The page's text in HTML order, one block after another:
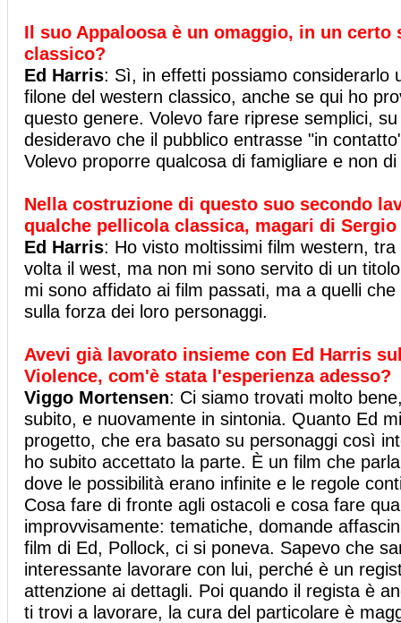
Il suo Appaloosa è un omaggio, in un certo
classico?
Ed Harris: Sì, in effetti possiamo considerarlo
filone del western classico, anche se qui ho
questo genere. Volevo fare riprese semplici,
desideravo che il pubblico entrasse "in
Volevo proporre qualcosa di famigliare e non
Nella costruzione di questo suo secondo
qualche pellicola classica, magari di Sergio
Ed Harris: Ho visto moltissimi film western,
volta il west, ma non mi sono servito di un
mi sono affidato ai film passati, ma a quelli
sulla forza dei loro personaggi.
Avevi già lavorato insieme con Ed Harris
Violence, com'è stata l'esperienza adesso?
Viggo Mortensen: Ci siamo trovati molto
subito, e nuovamente in sintonia. Quanto Ed
progetto, che era basato su personaggi così
ho subito accettato la parte. È un film che
dove le possibilità erano infinite e le regole
Cosa fare di fronte agli ostacoli e cosa fare
improvvisamente: tematiche, domande
film di Ed, Pollock, ci si poneva. Sapevo che
interessante lavorare con lui, perché è un
attenzione ai dettagli. Poi quando il regista è
ti trovi a lavorare, la cura del particolare è